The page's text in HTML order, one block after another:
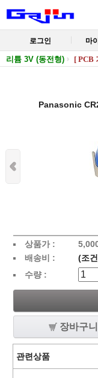
로그인 마
리튬 3V (동전형) [ PCB
Panasonic
상품가 :
배송비 : (조
수량 :
장바구니
관련상품